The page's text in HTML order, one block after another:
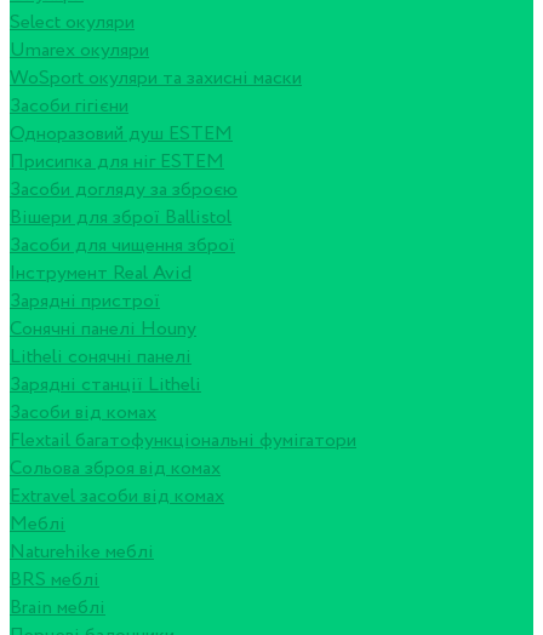
Select окуляри
Umarex окуляри
WoSport окуляри та захисні маски
Засоби гігієни
Одноразовий душ ESTEM
Присипка для ніг ESTEM
Засоби догляду за зброєю
Вішери для зброї Ballistol
Засоби для чищення зброї
Інструмент Real Avid
Зарядні пристрої
Сонячні панелі Houny
Litheli сонячні панелі
Зарядні станції Litheli
Засоби від комах
Flextail багатофункціональні фумігатори
Сольова зброя від комах
Extravel засоби від комах
Меблі
Naturehike меблі
BRS меблі
Brain меблі